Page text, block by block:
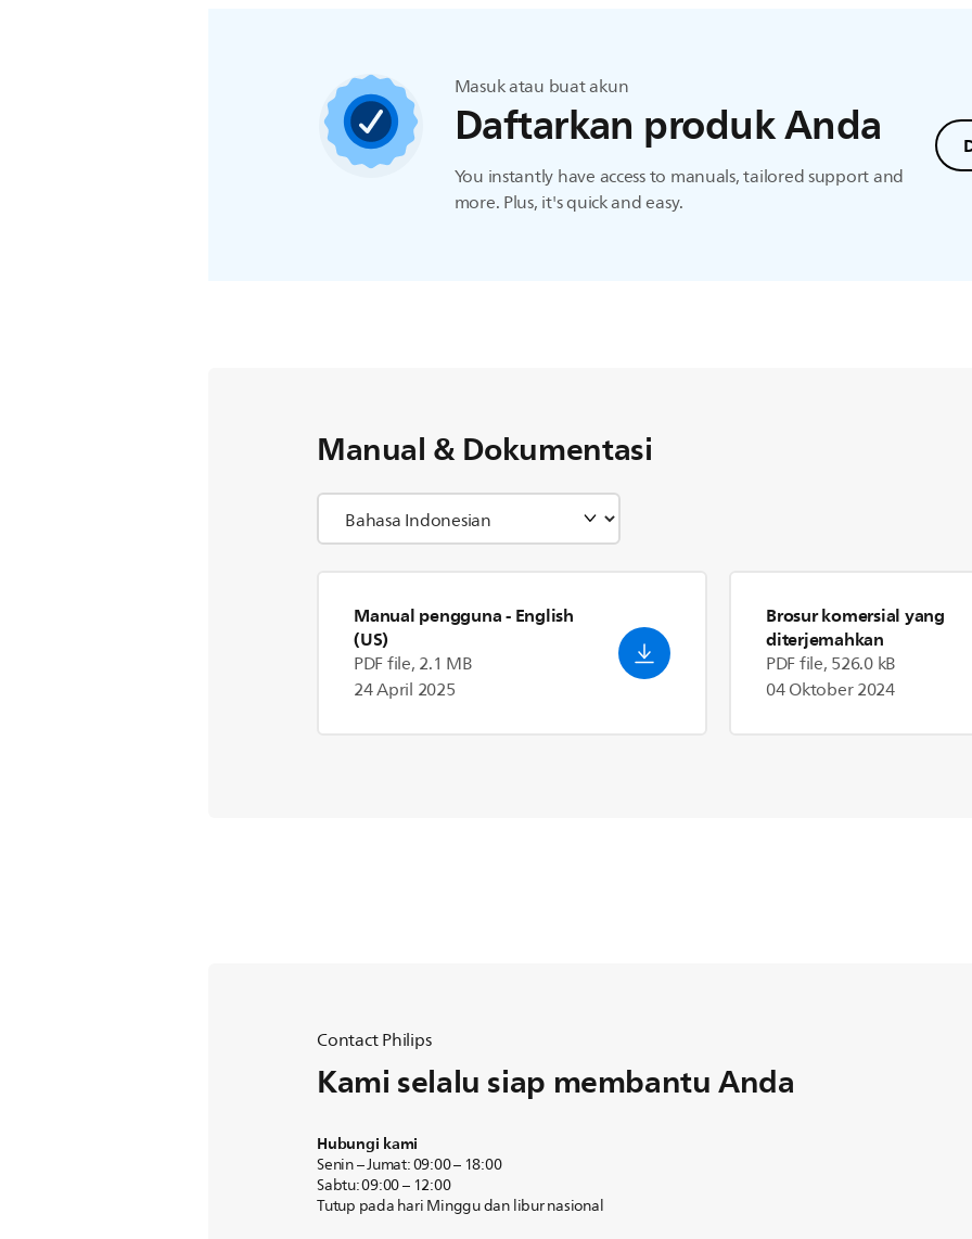
Masuk atau buat akun
Daftarkan produk Anda
You instantly have access to manuals, tailored support and
more. Plus, it's quick and easy.
Manual & Dokumentasi
Manual pengguna- English
(US)
PDF file, 2.1 MB
24 April 2025
Brosur komersial yang
diterjemahkan
PDF file, 526.0 kB
04 Oktober 2024
Contact Philips
Kami selalu siap membantu Anda
Hubungi kami
Senin – Jumat: 09:00 – 18:00
Sabtu: 09:00 – 12:00
Tutup pada hari Minggu dan libur nasional